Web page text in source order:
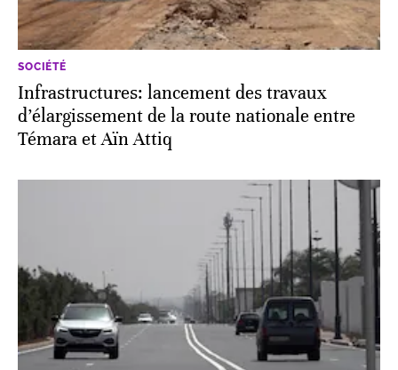
SOCIÉTÉ
Infrastructures: lancement des travaux
d’élargissement de la route nationale entre
Témara et Aïn Attiq